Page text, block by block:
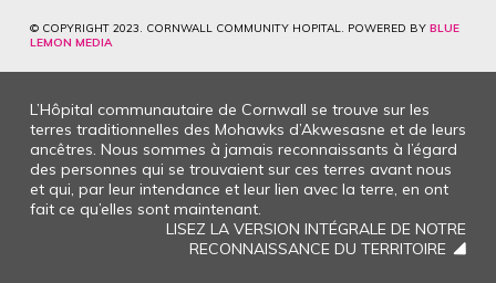
© COPYRIGHT 2023. CORNWALL COMMUNITY HOPITAL. POWERED BY BLUE
LEMON MEDIA
L’Hôpital communautaire de Cornwall se trouve sur les
terres traditionnelles des Mohawks d’Akwesasne et de leurs
ancêtres. Nous sommes à jamais reconnaissants à l’égard
des personnes qui se trouvaient sur ces terres avant nous
et qui, par leur intendance et leur lien avec la terre, en ont
fait ce qu’elles sont maintenant.
LISEZ LA VERSION INTÉGRALE DE NOTRE
RECONNAISSANCE DU TERRITOIRE